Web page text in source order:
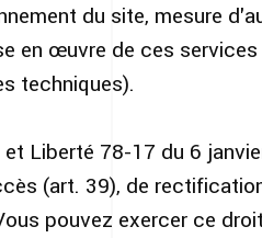
du site, mesure
en œuvre de ces
techniques).
Liberté 78-17 du 6
(art. 39), de
pouvez exercer ce